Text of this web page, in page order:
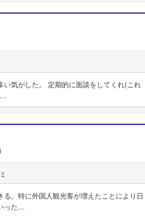
気がした。 定期的に面談をしてくれ(これ
…
。特に外国人観光客が増えたことにより日
った…